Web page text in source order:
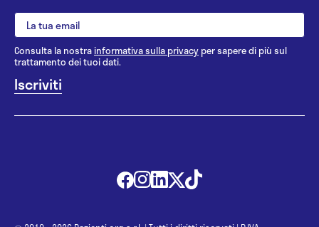
Consulta la nostrainformativa sulla privacy per sapere di più sul
trattamento dei tuoi dati.